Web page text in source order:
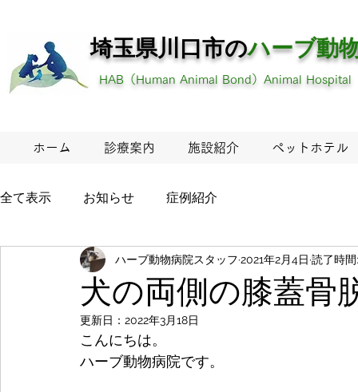
埼玉県川口市のハーブ動
HAB（Human Animal Bond）Animal Hospital
ホーム 診療案内 施設紹介 ペットホテル
全て表示 お知らせ 症例紹介
犬の両側の膝蓋骨
ハーブ動物病院スタッフ 2021年2月4日 読了時間
更新日： 2022年3月18日
こんにちは。
ハーブ動物病院です。